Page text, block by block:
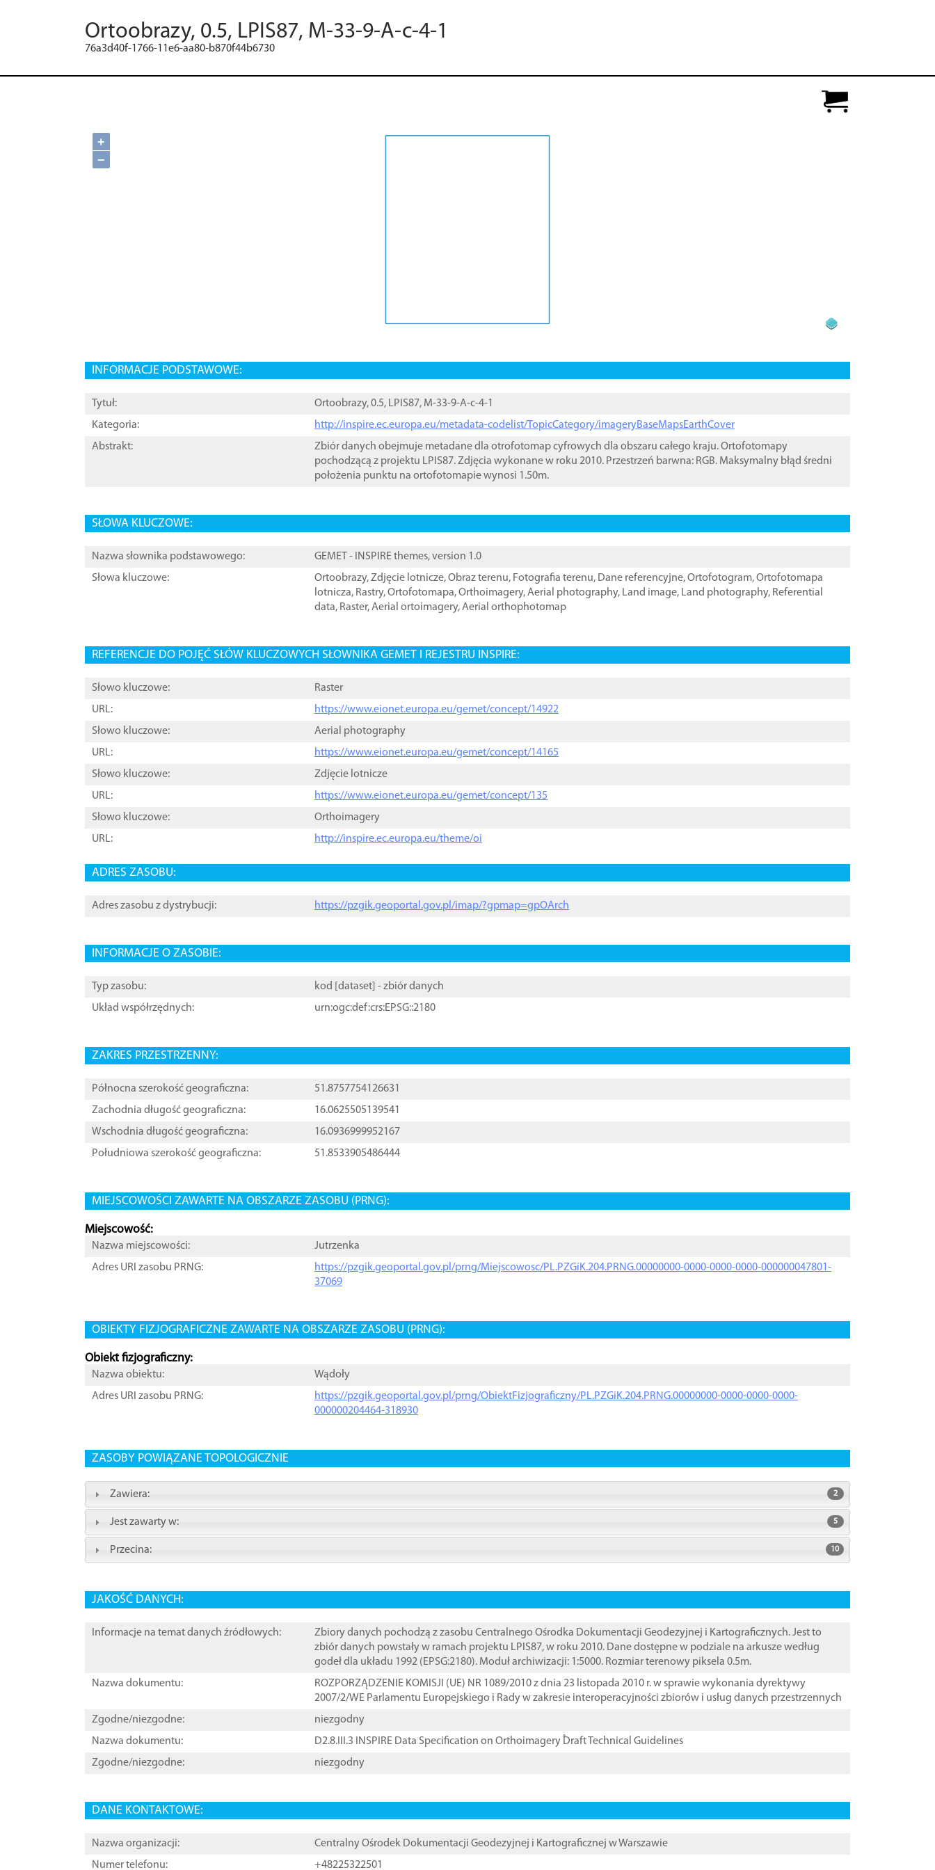
Ortoobrazy, 0.5, LPIS87, M-33-9-A-c-4-1
76a3d40f-1766-11e6-aa80-b870f44b6730
+
−
INFORMACJE PODSTAWOWE:
Tytuł:
Ortoobrazy, 0.5, LPIS87, M-33-9-A-c-4-1
Kategoria:
http://inspire.ec.europa.eu/metadata-codelist/TopicCategory/imageryBaseMapsEarthCover
Abstrakt:
Zbiór danych obejmuje metadane dla otrofotomap cyfrowych dla obszaru całego kraju. Ortofotomapy
pochodzącą z projektu LPIS87. Zdjęcia wykonane w roku 2010. Przestrzeń barwna: RGB. Maksymalny błąd średni
położenia punktu na ortofotomapie wynosi 1.50m.
SŁOWA KLUCZOWE:
Nazwa słownika podstawowego:
GEMET - INSPIRE themes, version 1.0
Słowa kluczowe:
Ortoobrazy,Zdjęcie lotnicze,Obraz terenu, Fotografia terenu, Dane referencyjne,Ortofotogram,Ortofotomapa
lotnicza, Rastry,Ortofotomapa,Orthoimagery,Aerial photography, Land image, Land photography, Referential
data, Raster,Aerial ortoimagery,Aerial orthophotomap
REFERENCJE DO POJĘĆ SŁÓW KLUCZOWYCH SŁOWNIKA GEMET I REJESTRU INSPIRE:
Słowo kluczowe:
Raster
URL:
https://www.eionet.europa.eu/gemet/concept/14922
Słowo kluczowe:
Aerial photography
URL:
https://www.eionet.europa.eu/gemet/concept/14165
Słowo kluczowe:
Zdjęcie lotnicze
URL:
https://www.eionet.europa.eu/gemet/concept/135
Słowo kluczowe:
Orthoimagery
URL:
http://inspire.ec.europa.eu/theme/oi
ADRES ZASOBU:
Adres zasobu z dystrybucji: https://pzgik.geoportal.gov.pl/imap/?gpmap=gpOArch
INFORMACJE O ZASOBIE:
Typ zasobu: kod [ dataset ] - zbiór danych
Układ współrzędnych:
urn:ogc:def:crs:EPSG::2180
ZAKRES PRZESTRZENNY:
Północna szerokość geograficzna:
51.8757754126631
Zachodnia długość geograficzna:
16.0625505139541
Wschodnia długość geograficzna:
16.0936999952167
Południowa szerokość geograficzna:
51.8533905486444
MIEJSCOWOŚCI ZAWARTE NA OBSZARZE ZASOBU (PRNG):
Miejscowość:
Nazwa miejscowości:
Jutrzenka
Adres URI zasobu PRNG:
https://pzgik.geoportal.gov.pl/prng/Miejscowosc/PL.PZGiK.204.PRNG.00000000-0000-0000-0000-000000047801-
37069
OBIEKTY FIZJOGRAFICZNE ZAWARTE NA OBSZARZE ZASOBU (PRNG):
Obiekt fizjograficzny:
Nazwa obiektu:
Wądoły
Adres URI zasobu PRNG:
https://pzgik.geoportal.gov.pl/prng/ObiektFizjograficzny/PL.PZGiK.204.PRNG.00000000-0000-0000-0000-
000000204464-318930
ZASOBY POWIĄZANE TOPOLOGICZNIE
Zawiera: 2
Jest zawarty w: 5
Przecina: 10
JAKOŚĆ DANYCH:
Informacje na temat danych źródłowych:
Zbiory danych pochodzą z zasobu Centralnego Ośrodka Dokumentacji Geodezyjnej i Kartograficznych. Jest to
zbiór danych powstały w ramach projektu LPIS87, w roku 2010. Dane dostępne w podziale na arkusze według
godeł dla układu 1992 (EPSG:2180). Moduł archiwizacji: 1:5000. Rozmiar terenowy piksela 0.5m.
Nazwa dokumentu:
ROZPORZĄDZENIE KOMISJI (UE) NR 1089/2010 z dnia 23 listopada 2010 r. w sprawie wykonania dyrektywy
2007/2/WE Parlamentu Europejskiego i Rady w zakresie interoperacyjności zbiorów i usług danych przestrzennych
Zgodne/niezgodne:
niezgodny
Nazwa dokumentu:
D2.8.III.3 INSPIRE Data Specification on Orthoimagery ֠Draft Technical Guidelines
Zgodne/niezgodne:
niezgodny
DANE KONTAKTOWE:
Nazwa organizacji:
Centralny Ośrodek Dokumentacji Geodezyjnej i Kartograficznej w Warszawie
Numer telefonu:
+48225322501